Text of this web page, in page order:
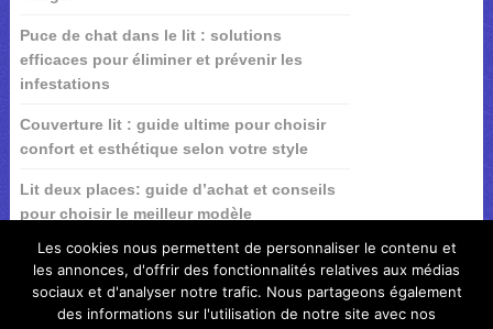
Puce de chat dans le lit : solutions
efficaces pour éliminer et prévenir les
infestations
Couverture lit : guide ultime pour choisir
confort et esthétique selon votre style
Lit deux places: guide d’achat et conseils
pour choisir le meilleur modèle
Les cookies nous permettent de personnaliser le contenu et
les annonces, d'offrir des fonctionnalités relatives aux médias
sociaux et d'analyser notre trafic. Nous partageons également
des informations sur l'utilisation de notre site avec nos